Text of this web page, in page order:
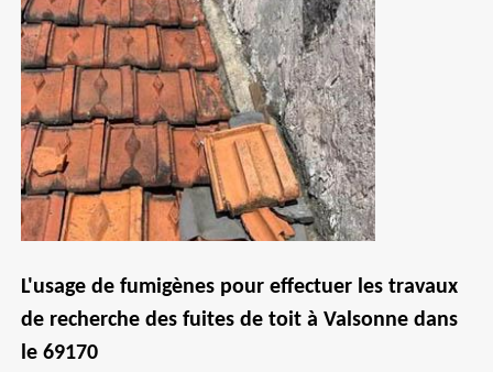
L'usage de fumigènes pour effectuer les travaux
de recherche des fuites de toit à Valsonne dans
le 69170